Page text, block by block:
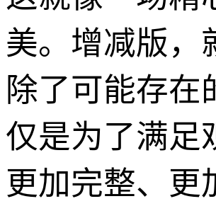
美。增减版，
除了可能存
仅是为了满足
更加完整、更